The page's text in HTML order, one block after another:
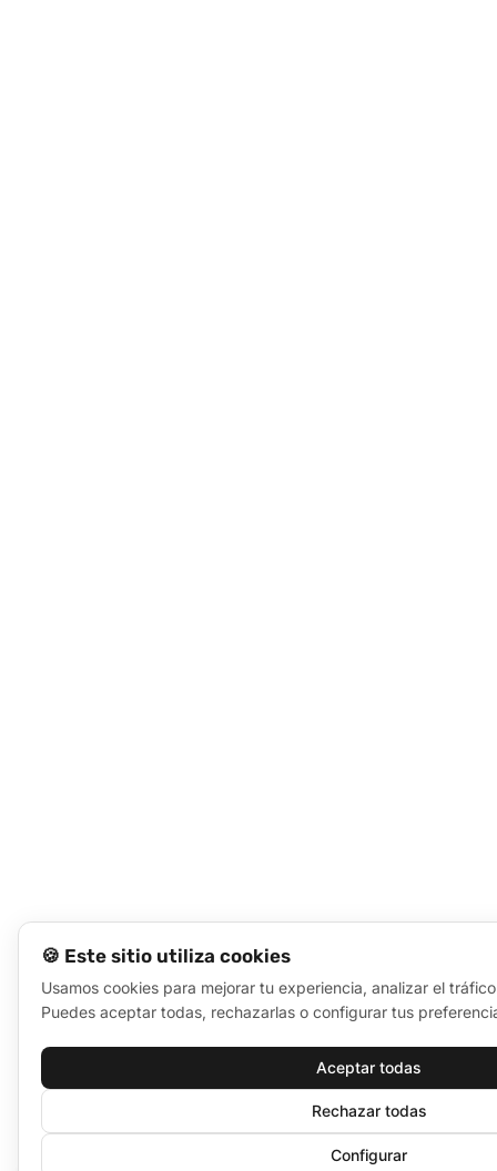
🍪 Este sitio utiliza cookies
Usamos cookies para mejorar tu experiencia, analizar el
Puedes aceptar todas, rechazarlas o configurar tus
Aceptar todas
Rechazar todas
Configurar